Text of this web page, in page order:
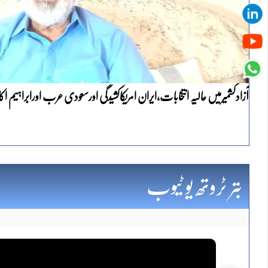
آزادکشمیرمیں حالیہ انتخابات،ایران امریکاکشیدگی اورسعودی عرب اورابراہیم
بتر ٹروتھ یو ٹیوب